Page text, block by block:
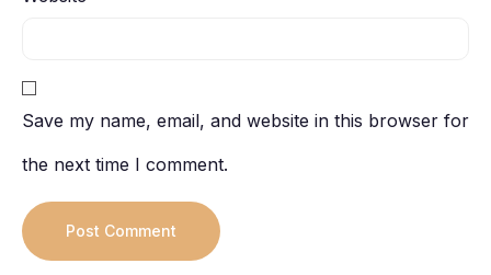
Save my name, email, and website in this browser for
the next time I comment.